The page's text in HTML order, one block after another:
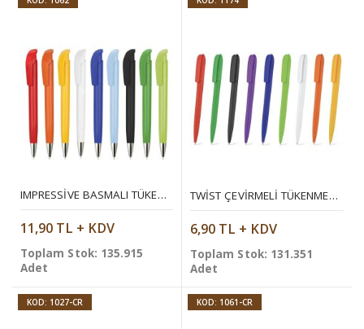
IMPRESSIVE BASMALI TÜKENMEZ KALEM
11,90 TL + KDV
Toplam Stok: 135.915
Adet
TWIST ÇEVIRMELI TÜKENMEZ KALEM
6,90 TL + KDV
Toplam Stok: 131.351
Adet
KOD: 1027-CR KOD: 1061-CR